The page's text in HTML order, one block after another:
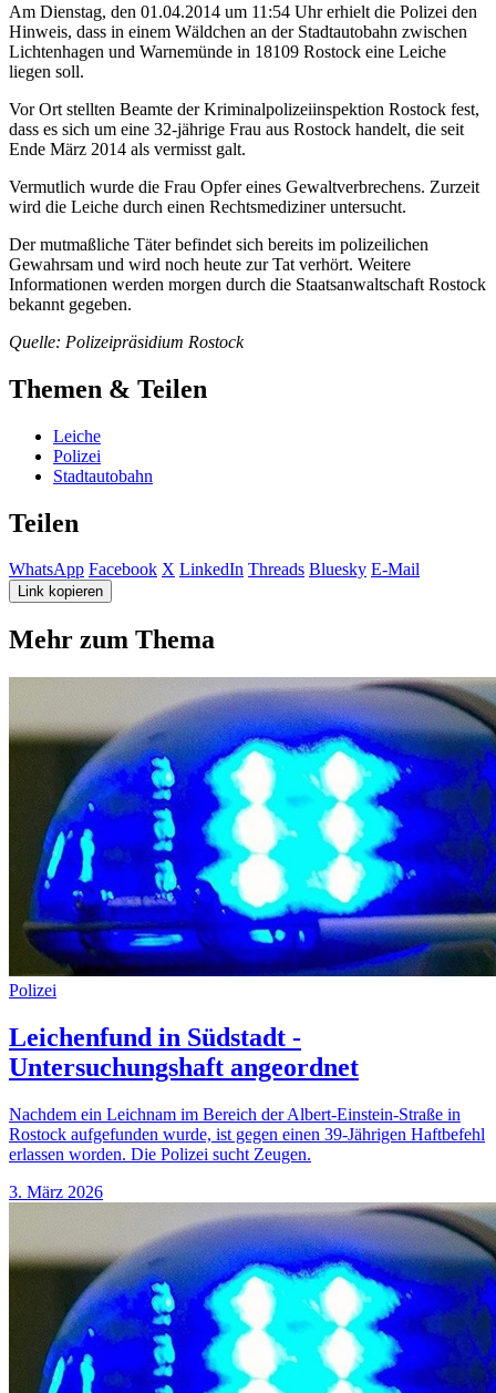
Am Dienstag, den 01.04.2014 um 11:54 Uhr erhielt die Polizei den
Hinweis, dass in einem Wäldchen an der Stadtautobahn zwischen
Lichtenhagen und Warnemünde in 18109 Rostock eine Leiche
liegen soll.
Vor Ort stellten Beamte der Kriminalpolizeiinspektion Rostock fest,
dass es sich um eine 32-jährige Frau aus Rostock handelt, die seit
Ende März 2014 als vermisst galt.
Vermutlich wurde die Frau Opfer eines Gewaltverbrechens. Zurzeit
wird die Leiche durch einen Rechtsmediziner untersucht.
Der mutmaßliche Täter befindet sich bereits im polizeilichen
Gewahrsam und wird noch heute zur Tat verhört. Weitere
Informationen werden morgen durch die Staatsanwaltschaft Rostock
bekannt gegeben.
Quelle: Polizeipräsidium Rostock
Themen & Teilen
Leiche
Polizei
Stadtautobahn
Teilen
WhatsApp Facebook X LinkedIn Threads Bluesky E-Mail
Link kopieren
Mehr zum Thema
Polizei
Leichenfund in Südstadt -
Untersuchungshaft angeordnet
Nachdem ein Leichnam im Bereich der Albert-Einstein-Straße in
Rostock aufgefunden wurde, ist gegen einen 39-Jährigen Haftbefehl
erlassen worden. Die Polizei sucht Zeugen.
3. März 2026